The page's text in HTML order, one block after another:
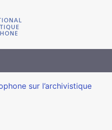
sur l’archivistique